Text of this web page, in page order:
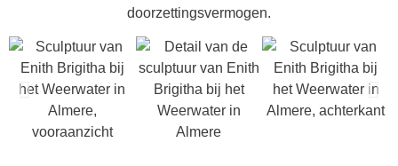
doorzettingsvermogen.